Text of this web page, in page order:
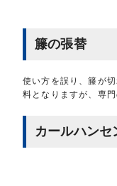
籐の張替
使い方を誤り、籐が
料となりますが、専
カールハン